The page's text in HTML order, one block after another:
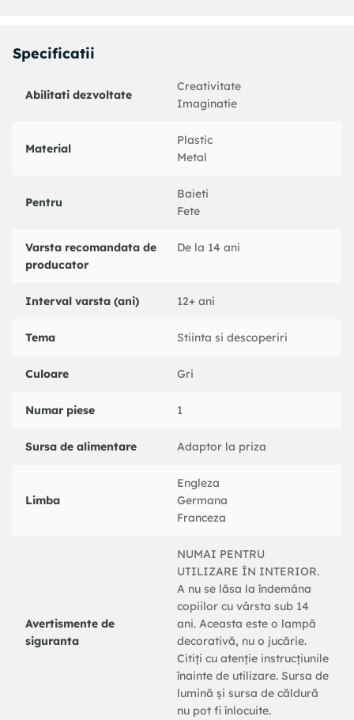
Specificatii
Abilitati dezvoltate
Creativitate
Imaginatie
Material
Plastic
Metal
Pentru
Baieti
Fete
Varsta recomandata de
producator
De la 14 ani
Interval varsta (ani) 12+ ani
Tema Stiinta si descoperiri
Culoare Gri
Numar piese 1
Sursa de alimentare Adaptor la priza
Limba
Engleza
Germana
Franceza
Avertismente de
siguranta
NUMAI PENTRU
UTILIZARE ÎN INTERIOR.
A nu se lăsa la îndemâna
copiilor cu vârsta sub 14
ani. Aceasta este o lampă
decorativă, nu o jucărie.
Citiți cu atenție instrucțiunile
înainte de utilizare. Sursa de
lumină și sursa de căldură
nu pot fi înlocuite.